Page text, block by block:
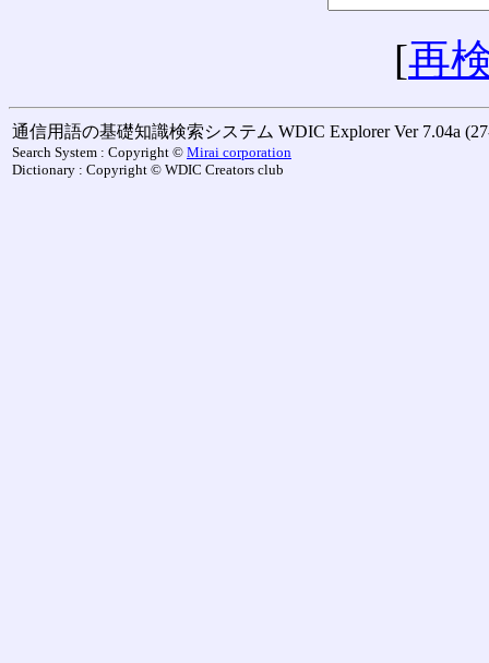
[再
通信用語の基礎知識検索システム WDIC Explorer Ver 7.04a
Search System : Copyright © Mirai corporation
Dictionary : Copyright © WDIC Creators club